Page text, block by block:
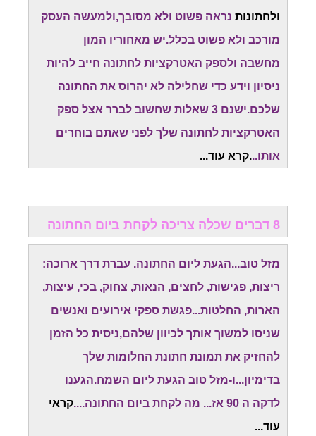
ולחתונות נראה פשוט ולא מסובך,ולמעשה העסק
מורכב ולא פשוט בכלל.יש מאחוריו המון
מחשבה ולספק האטרקציות לחתונה חייב להיות
ניסיון וידע כדי שחלילה לא יהרוס את החתונה
שלכם.
ישנם 3 שאלות שחשוב לברר אצל ספק
האטרקציות לחתונה שלך לפני שאתם בוחרים
אותו...קרא עוד...
8 דברים שכלה צריכה לקחת ביום החתונה
מזל טוב...הגעת ליום החתונה. עברת דרך ארוכה:
ריצות, פגישות, לחצים, הנאות, צחוק, בכי, עיצות,
הארות, החלטות...פגשת ספקי אירועים ואנשים
שניסו למשוך אותך לכיוון שלהם,ניסית כל הזמן
להחזיק את תמונת חתונת החלומות שלך
בדימיון...ו-מזל טוב הגעת ליום השמח.הגענו
לדקה ה 90 אז... מה לקחת ביום החתונה....
קראי
עוד...